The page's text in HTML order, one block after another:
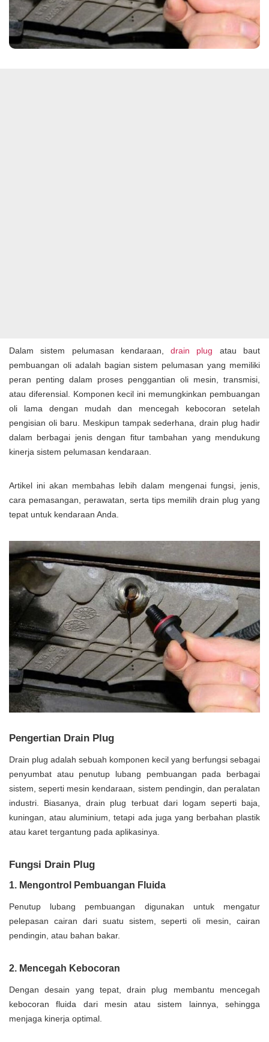
Dalam sistem pelumasan kendaraan,drain plug atau baut
pembuangan oli adalah bagian sistem pelumasan yang memiliki
peran penting dalam proses penggantian oli mesin, transmisi,
atau diferensial. Komponen kecil ini memungkinkan pembuangan
oli lama dengan mudah dan mencegah kebocoran setelah
pengisian oli baru. Meskipun tampak sederhana, drain plug hadir
dalam berbagai jenis dengan fitur tambahan yang mendukung
kinerja sistem pelumasan kendaraan.
Artikel ini akan membahas lebih dalam mengenai fungsi, jenis,
cara pemasangan, perawatan, serta tips memilih drain plug yang
tepat untuk kendaraan Anda.
Pengertian Drain Plug
Drain plug adalah sebuah komponen kecil yang berfungsi sebagai
penyumbat atau penutup lubang pembuangan pada berbagai
sistem, seperti mesin kendaraan, sistem pendingin, dan peralatan
industri. Biasanya, drain plug terbuat dari logam seperti baja,
kuningan, atau aluminium, tetapi ada juga yang berbahan plastik
atau karet tergantung pada aplikasinya.
Fungsi Drain Plug
1. Mengontrol Pembuangan Fluida
Penutup lubang pembuangan digunakan untuk mengatur
pelepasan cairan dari suatu sistem, seperti oli mesin, cairan
pendingin, atau bahan bakar.
2. Mencegah Kebocoran
Dengan desain yang tepat, drain plug membantu mencegah
kebocoran fluida dari mesin atau sistem lainnya, sehingga
menjaga kinerja optimal.